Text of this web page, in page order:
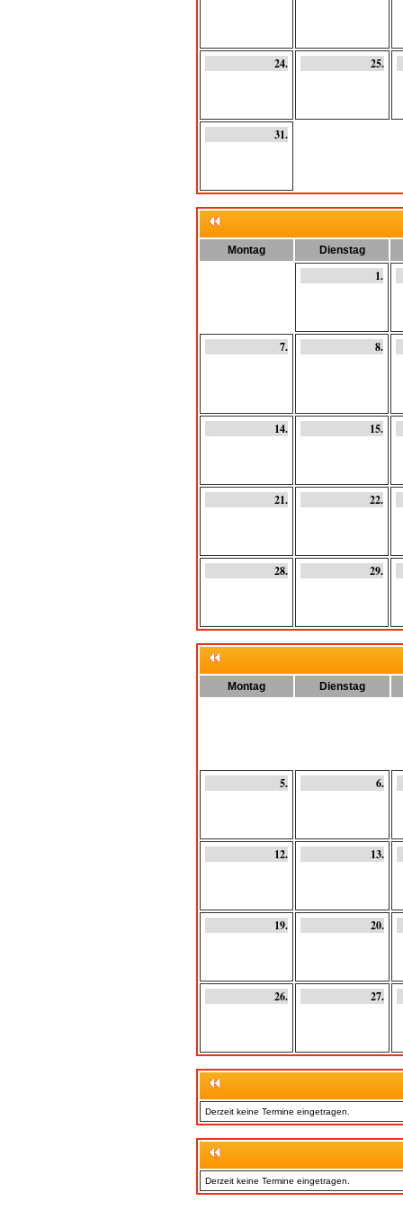
24. 25.
31.
Montag Dienstag
1.
7. 8.
14. 15.
21. 22.
28. 29.
Montag Dienstag
5. 6.
12. 13.
19. 20.
26. 27.
Derzeit keine Termine eingetragen.
Derzeit keine Termine eingetragen.